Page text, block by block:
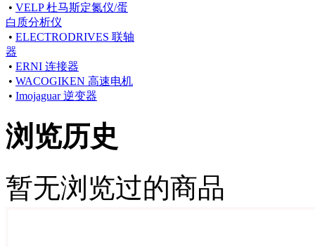
• VELP 杜马斯定氮仪/蛋
白质分析仪
• ELECTRODRIVES 联轴
器
• ERNI 连接器
• WACOGIKEN 高速电机
• Imojaguar 逆变器
浏览历史
暂无浏览过的商品